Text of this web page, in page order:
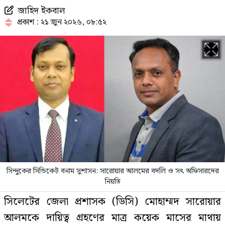
মোতায়েন
বিশ্ববাজারে আবারও কমলো জ্বালানি
ইসলাম ধর্ম গ্রহণ করার কারণ জানালেন
দীপিকা কাকার
বাংলাদেশি কর্মীদের আকামা নিয়ে বড়
সুখবর দিল সৌদি সরকার
জাহিদ ইকবাল
প্রকাশ : ২১ জুন ২০২৬, ০৮:৫২
সিন্দুকের সিন্ডিকেট বনাম সুশাসন: সারোয়ার আলমের বদলি ও সৎ অফিসারদের
নিয়তি
সিলেটের জেলা প্রশাসক (ডিসি) মোহাম্মদ সারোয়ার
আলমকে দায়িত্ব গ্রহণের মাত্র কয়েক মাসের মাথায়